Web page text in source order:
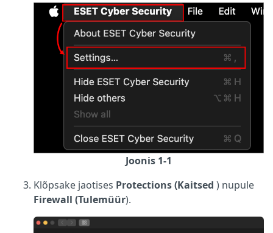
Joonis 1-1
Klõpsake jaotises Protections (Kaitsed ) nupule
Firewall (Tulemüür).